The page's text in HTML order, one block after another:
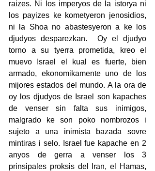
raizes. Ni los imperyos de la istorya ni
los payizes ke kometyeron jenosidios,
ni la Shoa no abastesyeron a ke los
djudyos desparezkan.  Oy el djudyo
torno a su tyerra prometida, kreo el
muevo Israel el kual es fuerte, bien
armado, ekonomikamente uno de los
mijores estados del mundo. A la ora de
oy los djudyos de Israel son kapaches
de venser sin falta sus inimigos,
malgrado ke son poko nombrozos i
sujeto a una inimista bazada sovre
mintiras i selo. Israel fue kapache en 2
anyos de gerra a venser los 3
prinsipales proksis del Iran, el Hamas,